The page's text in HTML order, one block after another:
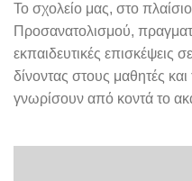
Το σχολείο μας, στο
Προσανατολισμού,
εκπαιδευτικές επισκέψεις
δίνοντας στους μαθητές και
γνωρίσουν από κοντά το